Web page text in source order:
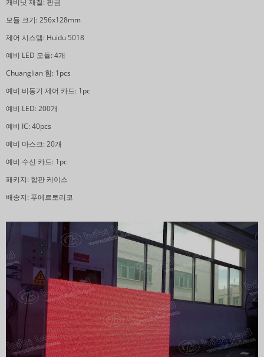
캐비닛 재질: 판금
모듈 크기: 256x128mm
제어 시스템: Huidu 5018
예비 LED 모듈: 4개
Chuanglian 힘: 1pcs
예비 비동기 제어 카드: 1pc
예비 LED: 200개
예비 IC: 40pcs
예비 마스크: 20개
예비 수신 카드: 1pc
패키지: 합판 케이스
배송지: 푸에르토리코